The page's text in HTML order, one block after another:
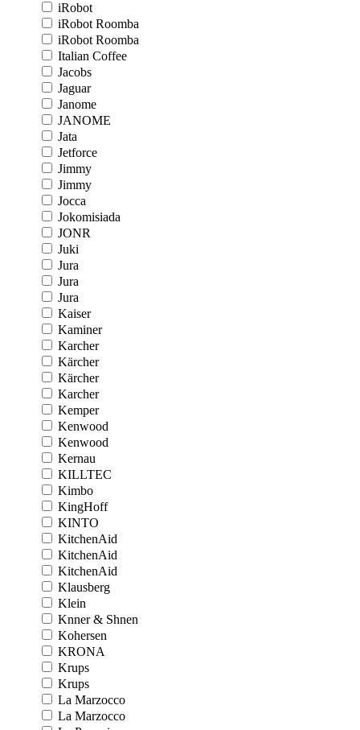
iRobot
iRobot Roomba
iRobot Roomba
Italian Coffee
Jacobs
Jaguar
Janome
JANOME
Jata
Jetforce
Jimmy
Jimmy
Jocca
Jokomisiada
JONR
Juki
Jura
Jura
Jura
Kaiser
Kaminer
Karcher
Kärcher
Kärcher
Karcher
Kemper
Kenwood
Kenwood
Kernau
KILLTEC
Kimbo
KingHoff
KINTO
KitchenAid
KitchenAid
KitchenAid
Klausberg
Klein
Knner & Shnen
Kohersen
KRONA
Krups
Krups
La Marzocco
La Marzocco